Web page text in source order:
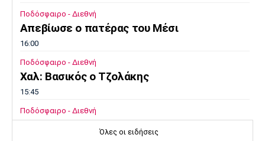
Ποδόσφαιρο - Διεθνή
Απεβίωσε ο πατέρας του Μέσι
16:00
Ποδόσφαιρο - Διεθνή
Χαλ: Βασικός ο Τζολάκης
15:45
Ποδόσφαιρο - Διεθνή
Κι επίσημα στην Άρσεναλ ο Μπρούνο
Όλες οι ειδήσεις